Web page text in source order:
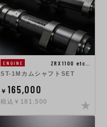
ENGINE
ZRX1100 etc…
ST-1MカムシャフトSET
￥ 165,000
税込￥181,500